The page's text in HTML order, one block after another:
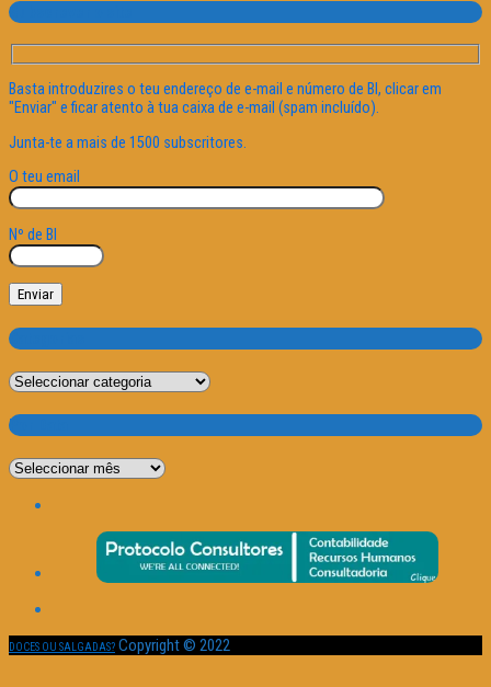
Subscrever o site
Basta introduzires o teu endereço de e-mail e número de BI, clicar em
"Enviar" e ficar atento à tua caixa de e-mail (spam incluído).
Junta-te a mais de 1500 subscritores.
O teu email
Nº de BI
Categorias
Categorias
Por Data
Por
DOCES OU SALGADAS? Copyright © 2022